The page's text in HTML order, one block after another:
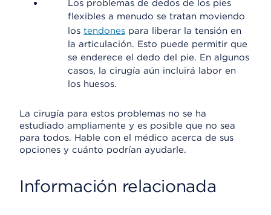
Los problemas de dedos de los pies
flexibles a menudo se tratan moviendo
los tendones para liberar la tensión en
la articulación. Esto puede permitir que
se enderece el dedo del pie. En algunos
casos, la cirugía aún incluirá labor en
los huesos.
La cirugía para estos problemas no se ha
estudiado ampliamente y es posible que no sea
para todos. Hable con el médico acerca de sus
opciones y cuánto podrían ayudarle.
Información relacionada